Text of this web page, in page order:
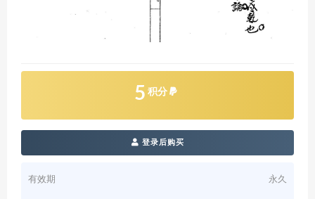
5 积分
登录后购买
有效期 永久